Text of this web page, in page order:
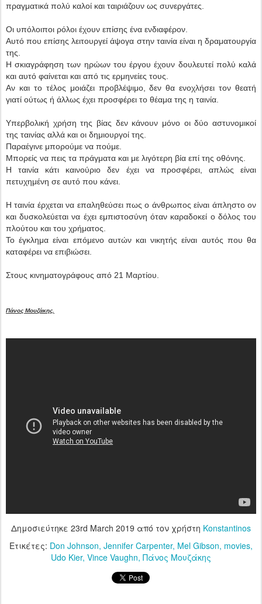
πραγματικά πολύ καλοί και ταιριάζουν ως συνεργάτες.
Οι υπόλοιποι ρόλοι έχουν επίσης ένα ενδιαφέρον.
Αυτό που επίσης λειτουργεί άψογα στην ταινία είναι η δραματουργία
της.
Η σκιαγράφηση των ηρώων του έργου έχουν δουλευτεί πολύ καλά
και αυτό φαίνεται και από τις ερμηνείες τους.
Αν και το τέλος μοιάζει προβλέψιμο, δεν θα ενοχλήσει τον θεατή
γιατί ούτως ή άλλως έχει προσφέρει το θέαμα της η ταινία.
Υπερβολική χρήση της βίας δεν κάνουν μόνο οι δύο αστυνομικοί
της ταινίας αλλά και οι δημιουργοί της.
Παραέγινε μπορούμε να πούμε.
Μπορείς να πεις τα πράγματα και με λιγότερη βία επί της οθόνης.
Η ταινία κάτι καινούριο δεν έχει να προσφέρει, απλώς είναι
πετυχημένη σε αυτό που κάνει.
Η ταινία έρχεται να επαληθεύσει πως ο άνθρωπος είναι άπληστο ον
και δυσκολεύεται να έχει εμπιστοσύνη όταν καραδοκεί ο δόλος του
πλούτου και του χρήματος.
Το έγκλημα είναι επόμενο αυτών και νικητής είναι αυτός που θα
καταφέρει να επιβιώσει.
Στους κινηματογράφους από 21 Μαρτίου.
Πάνος Μουζάκης.
Δημοσιεύτηκε 23rd March 2019 από τον χρήστη Konstantinos
Ετικέτες: Don Johnson Jennifer Carpenter Mel Gibson movies
Udo Kier Vince Vaughn Πάνος Μουζάκης